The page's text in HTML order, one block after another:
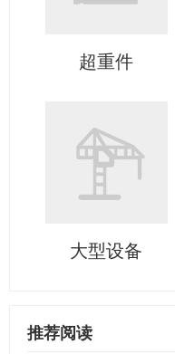
超重件
大型设备
推荐阅读